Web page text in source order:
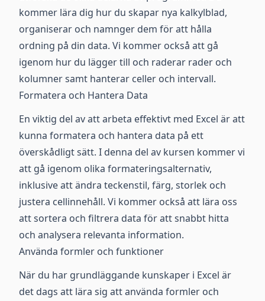
kommer lära dig hur du skapar nya kalkylblad,
organiserar och namnger dem för att hålla
ordning på din data. Vi kommer också att gå
igenom hur du lägger till och raderar rader och
kolumner samt hanterar celler och intervall.
Formatera och Hantera Data
En viktig del av att arbeta effektivt med Excel är att
kunna formatera och hantera data på ett
överskådligt sätt. I denna del av kursen kommer vi
att gå igenom olika formateringsalternativ,
inklusive att ändra teckenstil, färg, storlek och
justera cellinnehåll. Vi kommer också att lära oss
att sortera och filtrera data för att snabbt hitta
och analysera relevanta information.
Använda formler och funktioner
När du har grundläggande kunskaper i Excel är
det dags att lära sig att använda formler och